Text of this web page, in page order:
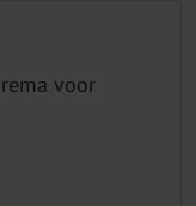
voor